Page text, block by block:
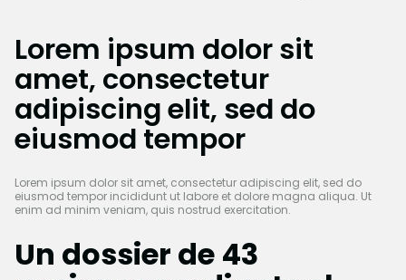
Lorem ipsum dolor sit
amet, consectetur
adipiscing elit, sed do
eiusmod tempor
Lorem ipsum dolor sit amet, consectetur adipiscing elit, sed do
eiusmod tempor incididunt ut labore et dolore magna aliqua. Ut
enim ad minim veniam, quis nostrud exercitation.
Un dossier de 43